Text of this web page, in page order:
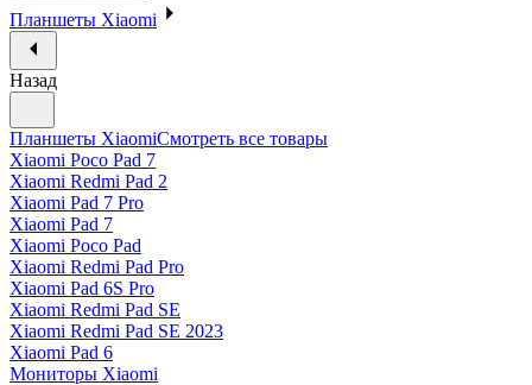
Планшеты Xiaomi
Назад
Планшеты XiaomiСмотреть все товары
Xiaomi Poco Pad 7
Xiaomi Redmi Pad 2
Xiaomi Pad 7 Pro
Xiaomi Pad 7
Xiaomi Poco Pad
Xiaomi Redmi Pad Pro
Xiaomi Pad 6S Pro
Xiaomi Redmi Pad SE
Xiaomi Redmi Pad SE 2023
Xiaomi Pad 6
Мониторы Xiaomi